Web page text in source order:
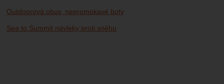
Outdoorová obuv, nepromokavé boty
Sea to Summit návleky proti sněhu